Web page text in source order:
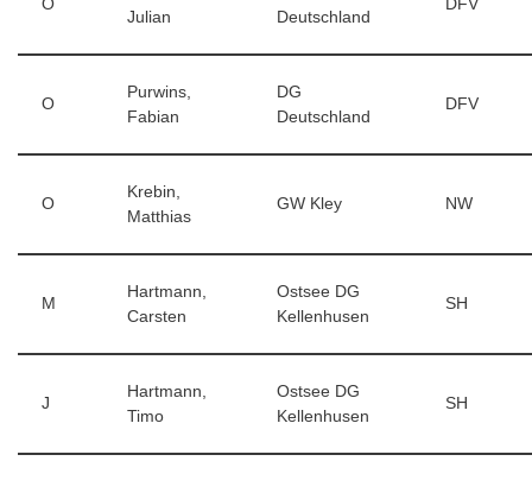
O
Julian
Deutschland
DFV
O
Purwins,
Fabian
DG
Deutschland
DFV
O
Krebin,
Matthias
GW Kley NW
M
Hartmann,
Carsten
Ostsee DG
Kellenhusen
SH
J
Hartmann,
Timo
Ostsee DG
Kellenhusen
SH